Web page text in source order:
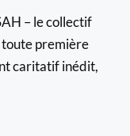
– le collectif
toute première
caritatif inédit,